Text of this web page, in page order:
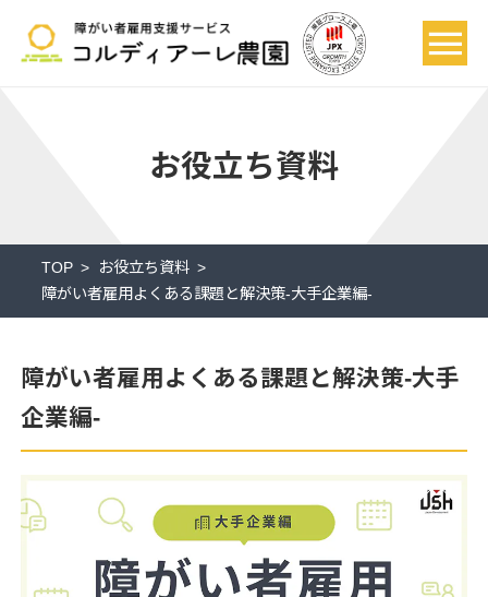
お役立ち資料
TOP
お役立ち資料
障がい者雇用よくある課題と解決策-大手企業編-
障がい者雇用よくある課題と解決策-大手
企業編-